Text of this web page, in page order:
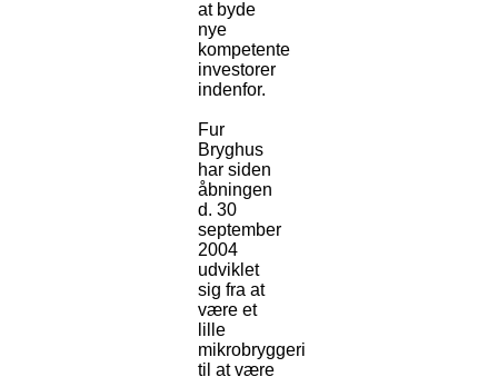
at byde
nye
kompetente
investorer
indenfor.
Fur
Bryghus
har siden
åbningen
d. 30
september
2004
udviklet
sig fra at
være et
lille
mikrobryggeri
til at være